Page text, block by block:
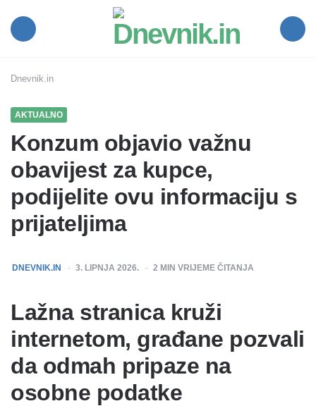
Dnevnik.in
Dnevnik.in
AKTUALNO
Konzum objavio važnu
obavijest za kupce,
podijelite ovu informaciju s
prijateljima
POSTED
DNEVNIK.IN 3. LIPNJA 2026. 2 MIN VRIJEME ČITANJA
Lažna stranica kruži
internetom, građane pozvali
da odmah pripaze na
osobne podatke